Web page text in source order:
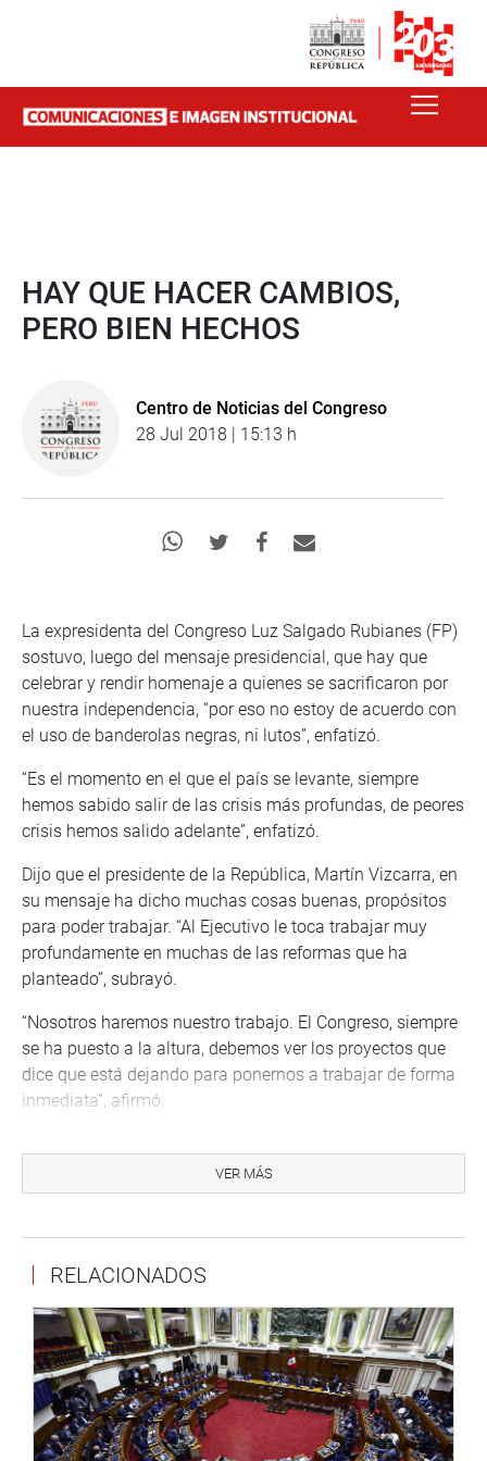
HAY QUE HACER CAMBIOS,
PERO BIEN HECHOS
Centro de Noticias del Congreso
28 Jul 2018 | 15:13 h
La expresidenta del Congreso Luz Salgado Rubianes (FP)
sostuvo, luego del mensaje presidencial, que hay que
celebrar y rendir homenaje a quienes se sacrificaron por
nuestra independencia, “por eso no estoy de acuerdo con
el uso de banderolas negras, ni lutos”, enfatizó.
“Es el momento en el que el país se levante, siempre
hemos sabido salir de las crisis más profundas, de peores
crisis hemos salido adelante”, enfatizó.
Dijo que el presidente de la República, Martín Vizcarra, en
su mensaje ha dicho muchas cosas buenas, propósitos
para poder trabajar. “Al Ejecutivo le toca trabajar muy
profundamente en muchas de las reformas que ha
planteado”, subrayó.
“Nosotros haremos nuestro trabajo. El Congreso, siempre
se ha puesto a la altura, debemos ver los proyectos que
dice que está dejando para ponernos a trabajar de forma
inmediata”, afirmó.
judicial lo más pronto posible. No hay necesidad,
inclusive de tener que esperar el referéndum para decir
solucionando.
Comentó que en el marco de la Constitución Política del
Perú, podemos ir dando muchos más leyes, de las que
ahora ha anunciado el presidente Martín Vizcarra, para
hacerlo muchos más ágil.
“Hay algunas normas que ya están aprobadas, como el
VER MÁS
RELACIONADOS